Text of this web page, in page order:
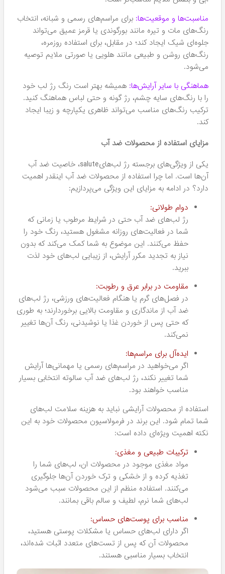
می‌شوید. این محصولات با رعایت استانداردهای جهانی و با
استفاده از تکنولوژی‌های روز دنیا تولید می‌شوند تا علاوه بر
زیبایی، سلامت لب‌ها و پوست شما را نیز در اولویت قرار دهند.
خرید از سایت هومهر
یکی از مزایای بزرگ خرید تینت یا رژ لب سالوته ، امکان خرید
آسان و مطمئن از طریق سایت هومهر است. در ادامه به برخی از
امکانات ویژه این سایت اشاره می‌کنیم:
خرید آنلاین آسان و مطمئن:
این امکان را می‌دهد تا به راحتی از میان محصولات
سالوته انتخاب کرده و خرید خود را به صورت آنلاین انجام
دهید.
امکان خرید قسطی:
اگر پرداخت یکجای مبلغ برای شما مقدور نباشد، سایت
هومهر امکان خرید قسطی محصولات آرایشی را فراهم
آورده است تا خریدی بدون دغدغه مالی داشته باشید.
ضمانت اصالت کالا:
یکی از دغدغه‌های اصلی هنگام خرید آنلاین، اطمینان از
اصالت کالا است. ضمانت اصالت کالا در سایت هومهر به
شما اطمینان می‌دهد که کالایی که دریافت می‌کنید، همان
محصول اصلی و باکیفیت است.
امکان تست حضوری:
اگر مایل به تست محصولات از نزدیک هستید، فروشگاه
حضوری هومهر در شهر مشهد آماده پذیرایی از شماست.
این امکان به شما کمک می‌کند تا قبل از خرید، رنگ‌ها و
کیفیت محصولات را از نزدیک ببینید.
انتخاب رنگ مناسب رژ لب یا تینت لب ممکن است گاهی
چالش‌برانگیز باشد. در ادامه نکاتی برای انتخاب رنگ مناسب بر
اساس نوع تن پوست، موقعیت‌ها و استایل شخصی ارائه
می‌دهیم: